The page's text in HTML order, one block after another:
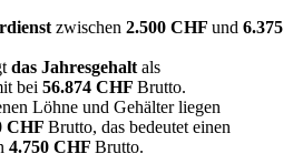
zwischen 2.500 CHF und 6.375
das Jahresgehalt als
bei 56.874 CHF Brutto.
Löhne und Gehälter liegen
CHF Brutto, das bedeutet einen
4.750 CHF Brutto.